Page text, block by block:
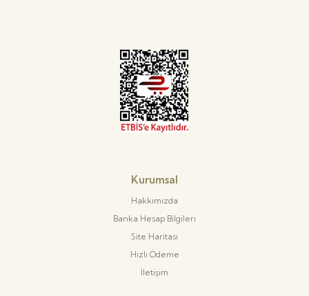
Kurumsal
Hakkımızda
Banka Hesap Bilgileri
Site Haritası
Hızlı Ödeme
İletişim